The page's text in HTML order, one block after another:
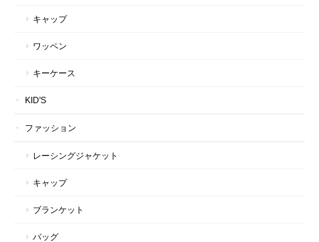
キャップ
ワッペン
キーケース
KID'S
ファッション
レーシングジャケット
キャップ
ブランケット
バッグ